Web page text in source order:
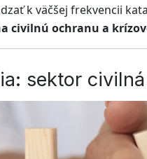
k väčšej frekvencii
civilnú ochranu a
sektor